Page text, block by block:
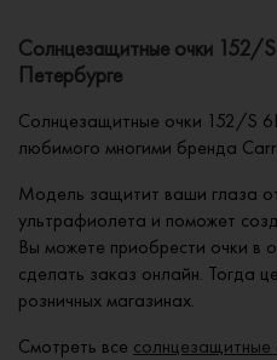
Солнцезащитные очки 152/S
Петербурге
Солнцезащитные очки 152/S
любимого многими бренда
Модель защитит ваши глаза
ультрафиолета и поможет
Вы можете приобрести очки в
сделать заказ онлайн. Тогда
розничных магазинах.
Смотреть все